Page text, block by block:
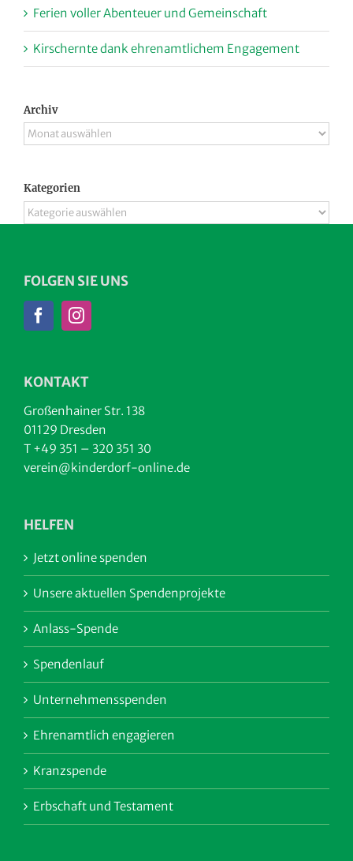
Ferien voller Abenteuer und Gemeinschaft
Kirschernte dank ehrenamtlichem Engagement
Archiv
Archiv
Kategorien
Kategorien
FOLGEN SIE UNS
KONTAKT
Großenhainer Str. 138
01129 Dresden
T +49 351 – 320 351 30
verein@kinderdorf-online.de
HELFEN
Jetzt online spenden
Unsere aktuellen Spendenprojekte
Anlass-Spende
Spendenlauf
Unternehmensspenden
Ehrenamtlich engagieren
Kranzspende
Erbschaft und Testament